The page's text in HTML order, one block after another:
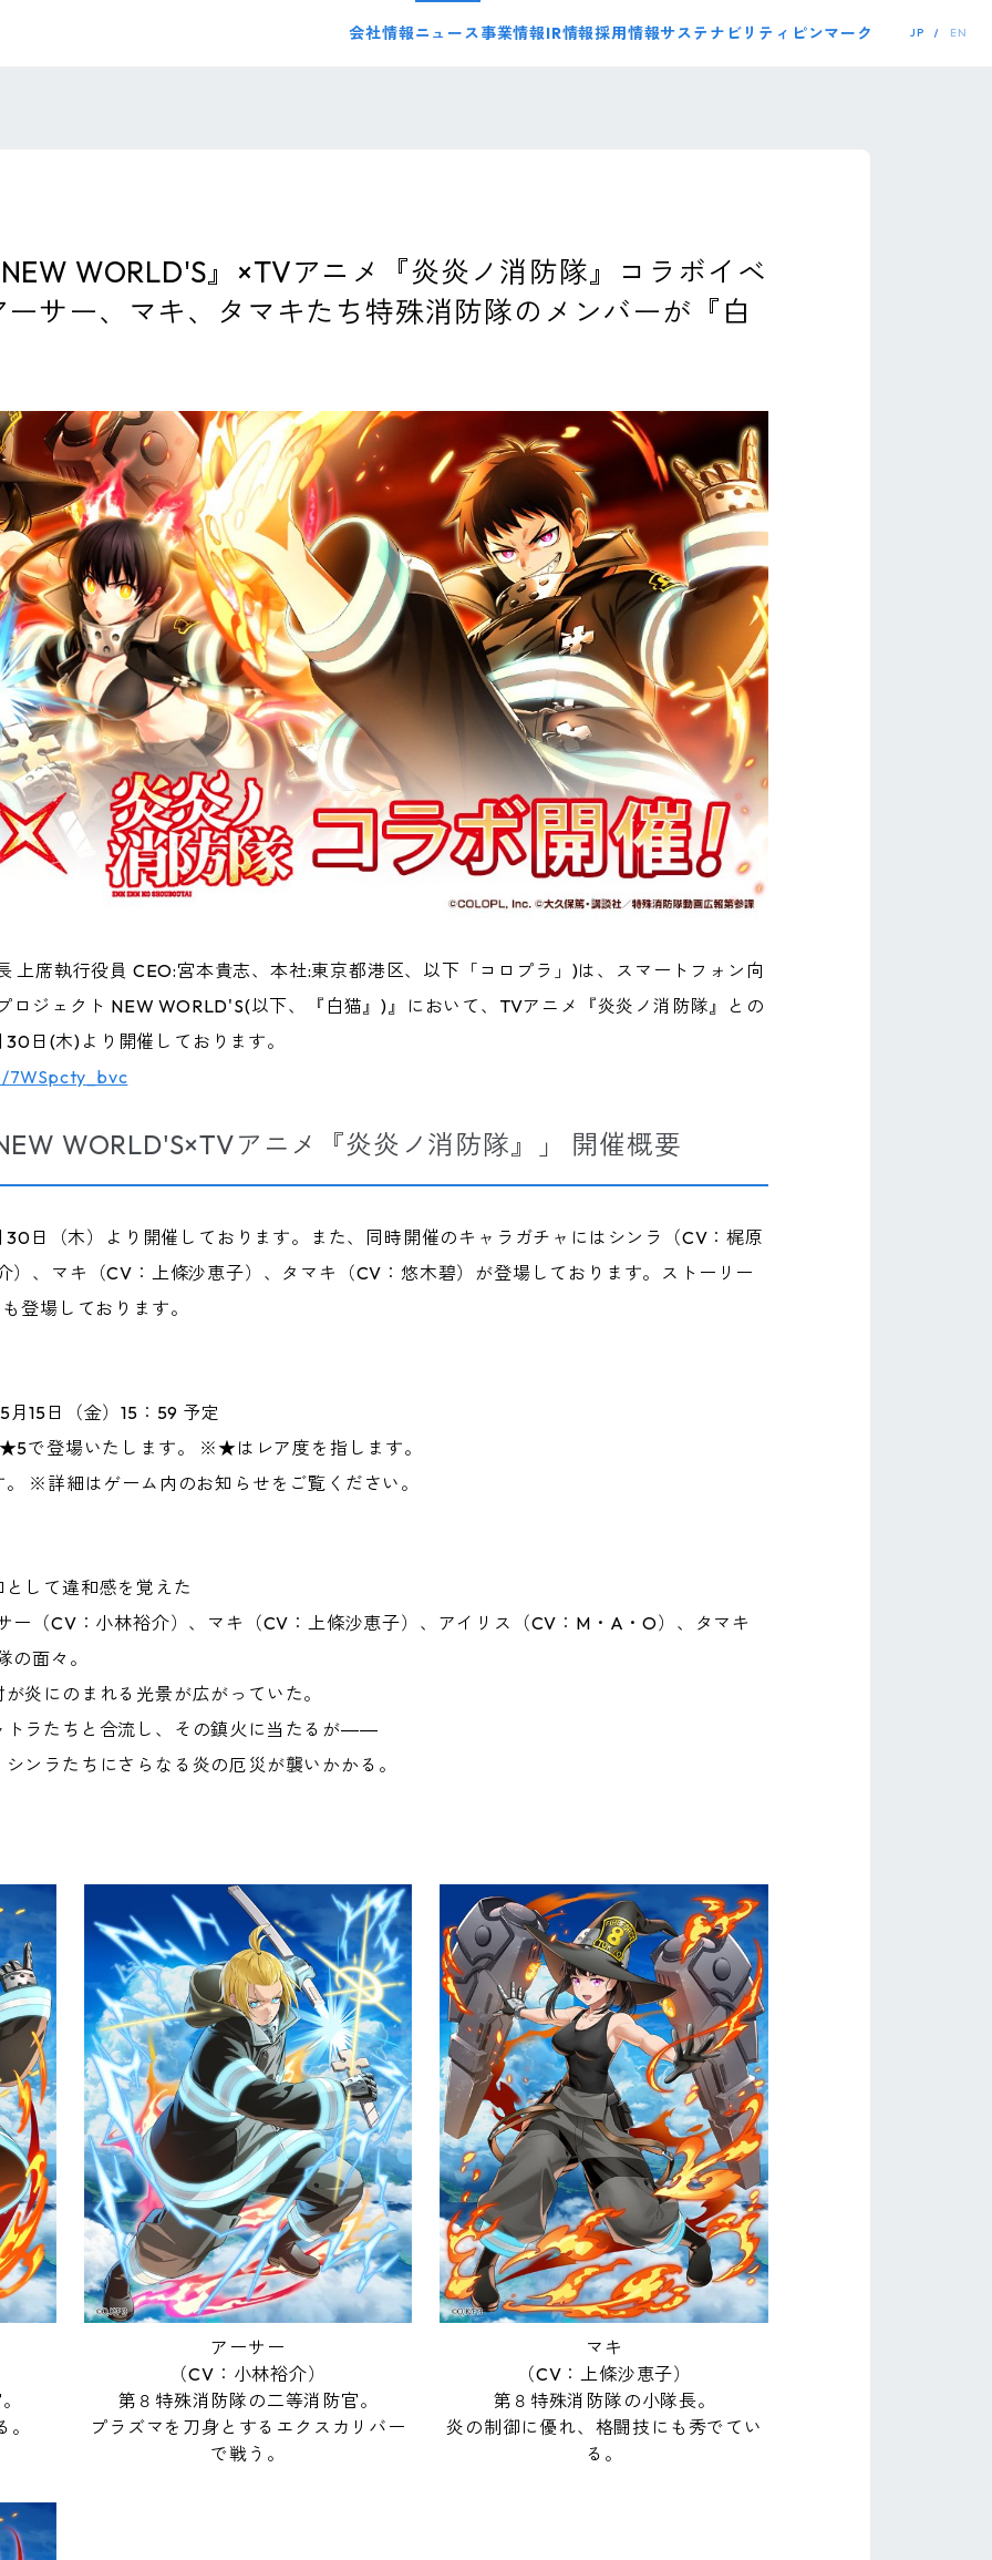
会社情報ニュース事業情報IR情報採用情報サステナビリティ ピンマーク JP EN
WORLD'S』×TVアニメ『炎炎ノ消防隊』コラボイベ
サー、マキ、タマキたち特殊消防隊のメンバーが『白
上席執行役員 CEO:宮本貴志、本社:東京都港区、以下「コロプラ」)は、スマートフォン向
ロジェクト NEW WORLD'S(以下、『白猫』)』において、TVアニメ『炎炎ノ消防隊』との
日(木)より開催しております。
WORLD'S×TVアニメ『炎炎ノ消防隊』」 開催概要
日（木）より開催しております。また、同時開催のキャラガチャにはシンラ（CV：梶原
）、マキ（CV：上條沙恵子）、タマキ（CV：悠木碧）が登場しております。ストーリー
登場しております。
15日（金）15：59 予定
で登場いたします。 ※★はレア度を指します。
※詳細はゲーム内のお知らせをご覧ください。
して違和感を覚えた
ー（CV：小林裕介）、マキ（CV：上條沙恵子）、アイリス（CV：M・A・O）、タマキ
面々。
炎にのまれる光景が広がっていた。
トラたちと合流し、その鎮火に当たるが――
ンラたちにさらなる炎の厄災が襲いかかる。
アーサー
（CV：小林裕介）
第８特殊消防隊の二等消防官。
プラズマを刀身とするエクスカリバー
で戦う。
マキ
（CV：上條沙恵子）
第８特殊消防隊の小隊長。
炎の制御に優れ、格闘技にも秀でてい
る。